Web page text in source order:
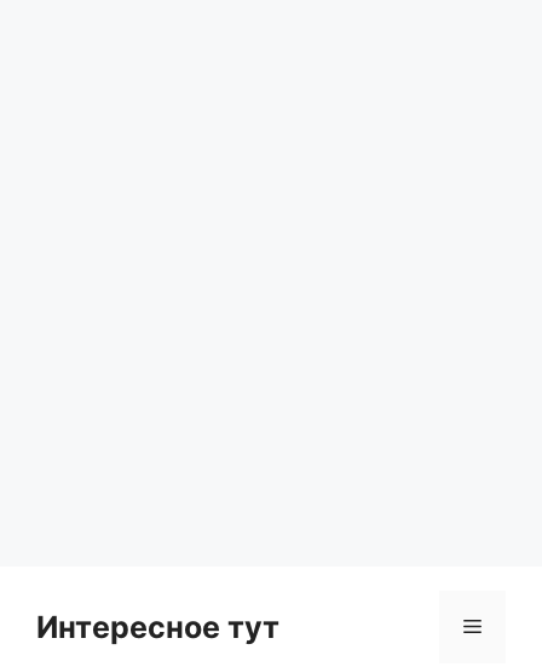
Интересное тут Menu